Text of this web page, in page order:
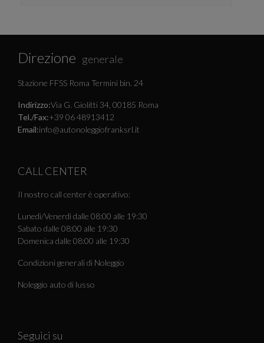
Direzione generale
Stazione FFSS Roma Termini bin. 24
Indirizzo:Via G. Giolitti 34, 00185 Roma
Tel./Fax:+39 06 48913412
Email:info@autonoleggiofranksrl.it
CALL CENTER
Il nostro call center è operativo:
Lunedì/Venerdì dalle 08:00 alle 19:30
Sabato dalle 08:00 alle 19:30
Domenica dalle 08:00 alle 19:30
Condizioni generali di Noleggio
Noleggio auto di lusso
Seguici su